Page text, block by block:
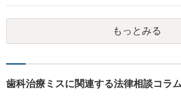
代理人として病院側との交渉窓口となること
身で内容証明を出される場合、書面にご質問
載した場合はそれ以降の交渉ハードルが上がっ
討されるとよいでしょう。
もっとみる
歯科治療ミスに関連する法律相談コラム